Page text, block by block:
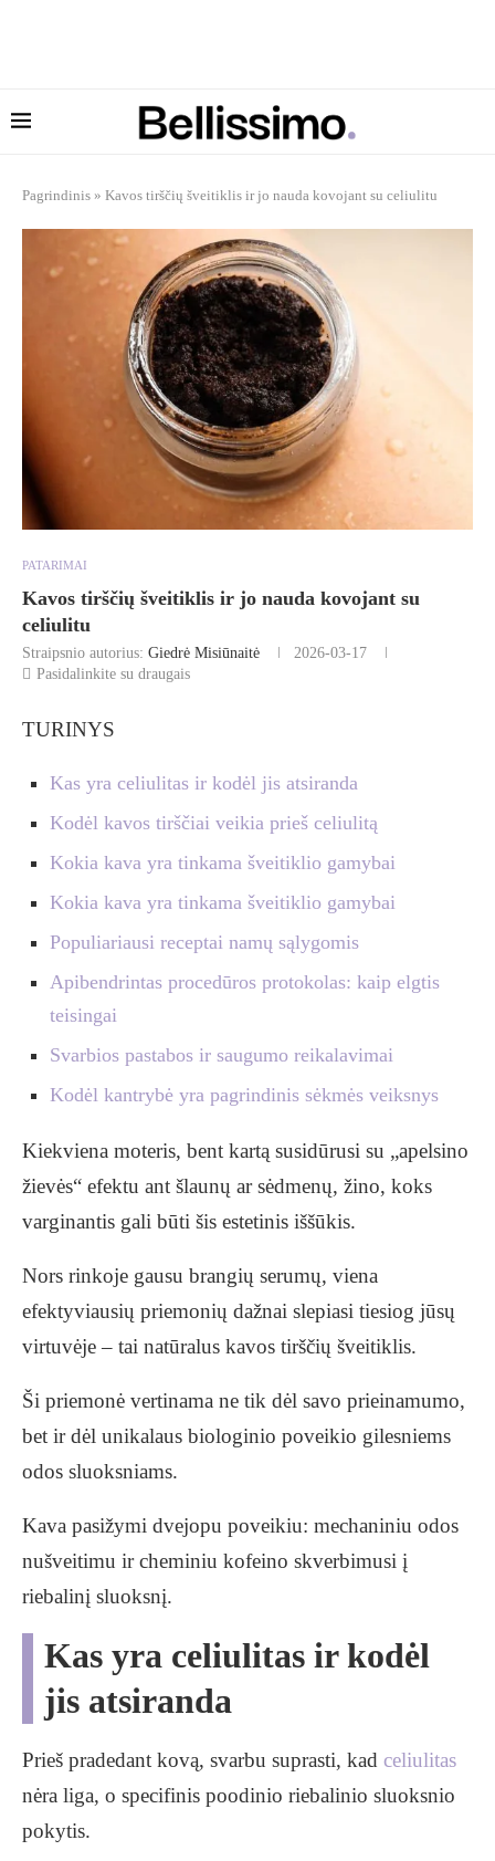
Pagrindinis » Kavos tirščių šveitiklis ir jo nauda kovojant su celiulitu
PATARIMAI
Kavos tirščių šveitiklis ir jo nauda kovojant su
celiulitu
Straipsnio autorius: Giedrė Misiūnaitė
2026-03-17
Pasidalinkite su draugais
TURINYS
Kas yra celiulitas ir kodėl jis atsiranda
Kodėl kavos tirščiai veikia prieš celiulitą
Kokia kava yra tinkama šveitiklio gamybai
Kokia kava yra tinkama šveitiklio gamybai
Populiariausi receptai namų sąlygomis
Apibendrintas procedūros protokolas: kaip elgtis
teisingai
Svarbios pastabos ir saugumo reikalavimai
Kodėl kantrybė yra pagrindinis sėkmės veiksnys
Kiekviena moteris, bent kartą susidūrusi su „apelsino
žievės“ efektu ant šlaunų ar sėdmenų, žino, koks
varginantis gali būti šis estetinis iššūkis.
Nors rinkoje gausu brangių serumų, viena
efektyviausių priemonių dažnai slepiasi tiesiog jūsų
virtuvėje – tai natūralus kavos tirščių šveitiklis.
Ši priemonė vertinama ne tik dėl savo prieinamumo,
bet ir dėl unikalaus biologinio poveikio gilesniems
odos sluoksniams.
Kava pasižymi dvejopu poveikiu: mechaniniu odos
nušveitimu ir cheminiu kofeino skverbimusi į
riebalinį sluoksnį.
Kas yra celiulitas ir kodėl
jis atsiranda
Prieš pradedant kovą, svarbu suprasti, kad celiulitas
nėra liga, o specifinis poodinio riebalinio sluoksnio
pokytis.